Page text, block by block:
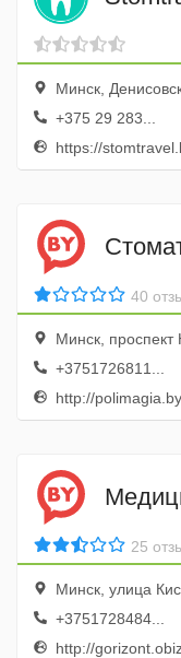
Минск,
+375 29 283...
https://
40
Минск,
+3751726811...
http://polimagia.by
25
Минск, улица
+3751728484...
http://